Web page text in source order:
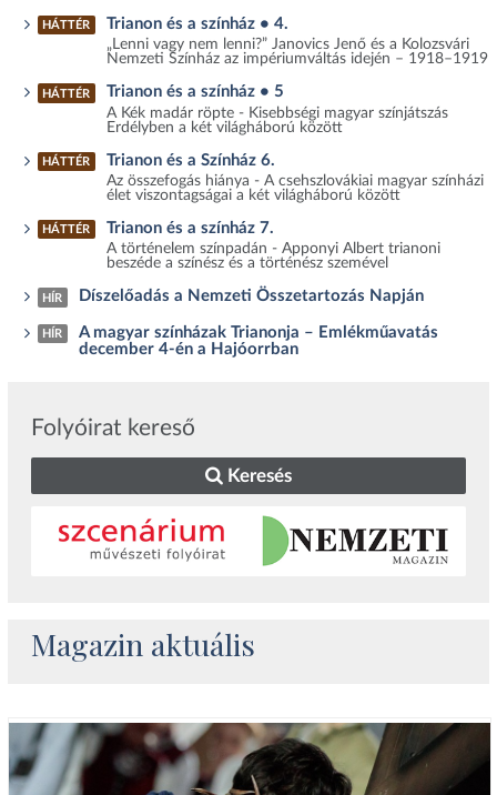
HÁTTÉR Trianon és a színház • 4.
„Lenni vagy nem lenni?” Janovics Jenő és a Kolozsvári
Nemzeti Színház az impériumváltás idején – 1918–1919
HÁTTÉR Trianon és a színház • 5
A Kék madár röpte - Kisebbségi magyar színjátszás
Erdélyben a két világháború között
HÁTTÉR Trianon és a Színház 6.
Az összefogás hiánya - A csehszlovákiai magyar színházi
élet viszontagságai a két világháború között
HÁTTÉR Trianon és a színház 7.
A történelem színpadán - Apponyi Albert trianoni
beszéde a színész és a történész szemével
HÍR Díszelőadás a Nemzeti Összetartozás Napján
HÍR
A magyar színházak Trianonja – Emlékműavatás
december 4-én a Hajóorrban
Folyóirat kereső
Keresés
Magazin aktuális